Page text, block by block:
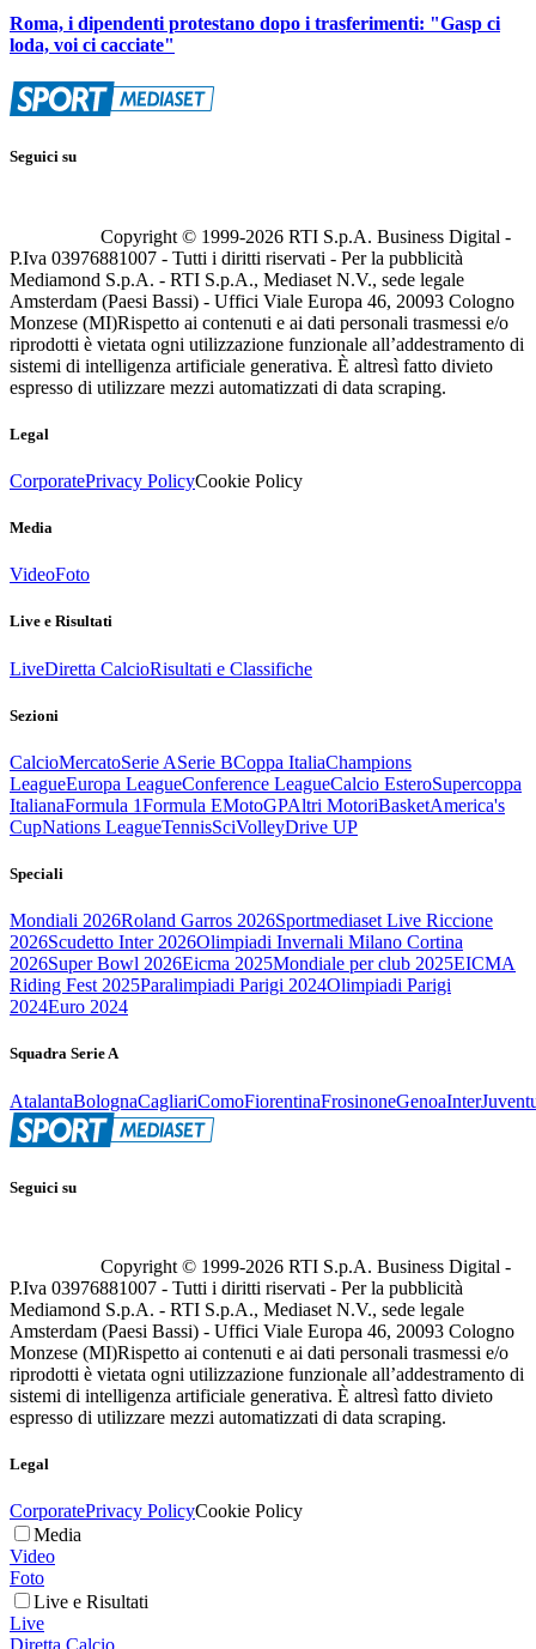
Roma, i dipendenti protestano dopo i trasferimenti: "Gasp ci
loda, voi ci cacciate"
Seguici su
Copyright © 1999-2026 RTI S.p.A. Business Digital -
P.Iva 03976881007 - Tutti i diritti riservati - Per la pubblicità
Mediamond S.p.A. - RTI S.p.A., Mediaset N.V., sede legale
Amsterdam (Paesi Bassi) - Uffici Viale Europa 46, 20093 Cologno
Monzese (MI)Rispetto ai contenuti e ai dati personali trasmessi e/o
riprodotti è vietata ogni utilizzazione funzionale all’addestramento di
sistemi di intelligenza artificiale generativa. È altresì fatto divieto
espresso di utilizzare mezzi automatizzati di data scraping.
Legal
CorporatePrivacy PolicyCookie Policy
Media
VideoFoto
Live e Risultati
LiveDiretta CalcioRisultati e Classifiche
Sezioni
CalcioMercatoSerie ASerie BCoppa ItaliaChampions
LeagueEuropa LeagueConference LeagueCalcio EsteroSupercoppa
ItalianaFormula 1Formula EMotoGPAltri MotoriBasketAmerica's
CupNations LeagueTennisSciVolleyDrive UP
Speciali
Mondiali 2026Roland Garros 2026Sportmediaset Live Riccione
2026Scudetto Inter 2026Olimpiadi Invernali Milano Cortina
2026Super Bowl 2026Eicma 2025Mondiale per club 2025EICMA
Riding Fest 2025Paralimpiadi Parigi 2024Olimpiadi Parigi
2024Euro 2024
Squadra Serie A
AtalantaBolognaCagliariComoFiorentinaFrosinoneGenoaInter
Seguici su
Copyright © 1999-2026 RTI S.p.A. Business Digital -
P.Iva 03976881007 - Tutti i diritti riservati - Per la pubblicità
Mediamond S.p.A. - RTI S.p.A., Mediaset N.V., sede legale
Amsterdam (Paesi Bassi) - Uffici Viale Europa 46, 20093 Cologno
Monzese (MI)Rispetto ai contenuti e ai dati personali trasmessi e/o
riprodotti è vietata ogni utilizzazione funzionale all’addestramento di
sistemi di intelligenza artificiale generativa. È altresì fatto divieto
espresso di utilizzare mezzi automatizzati di data scraping.
Legal
CorporatePrivacy PolicyCookie Policy
Media
Video
Foto
Live e Risultati
Live